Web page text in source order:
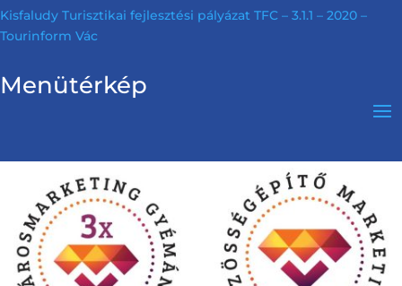
Kisfaludy Turisztikai fejlesztési pályázat TFC – 3.1.1 – 2020 –
Tourinform Vác
Menütérkép